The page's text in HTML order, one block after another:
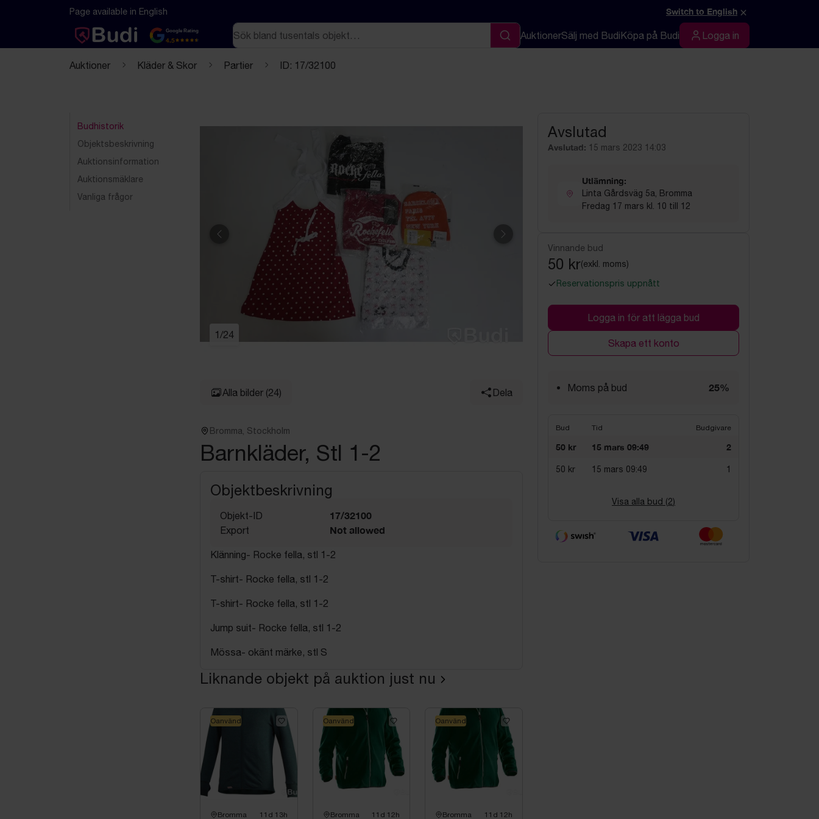
Hoppa till innehåll
Textbaserad (markdown) version av denna sida
Page available in English Switch to English ×
Google Rating
4.5
Sök
Sök
AuktionerSälj med BudiKöpa på Budi Logga in
Logga in
Auktioner Kläder & Skor Partier ID: 17/32100
Budhistorik
Objektsbeskrivning
Auktionsinformation
Auktionsmäklare
Vanliga frågor
Föregående Nästa
1 /24
Alla bilder (24) Dela
Bromma, Stockholm
Barnkläder, Stl 1-2
Objektbeskrivning
Objekt-ID 17/32100
Export Not allowed
Klänning- Rocke fella, stl 1-2
T-shirt- Rocke fella, stl 1-2
T-shirt- Rocke fella, stl 1-2
Jump suit- Rocke fella, stl 1-2
Mössa- okänt märke, stl S
Liknande objekt på auktion just nu
Bromma 11d 13h
Oanvänd
Bromma 11d 12h
Oanvänd
Bromma 11d 12h
Oanvänd
Avslutad
Avslutad: 15 mars 2023 14:03
Utlämning:
Linta Gårdsväg 5a, Bromma
Fredag 17 mars kl. 10 till 12
Vinnande bud
50 kr(exkl. moms)
Reservationspris uppnått
Logga in för att lägga bud
Skapa ett konto
Moms på bud 25%
Bud Tid Budgivare
50 kr 15 mars 09:49 2
50 kr 15 mars 09:49 1
Visa alla bud (2)